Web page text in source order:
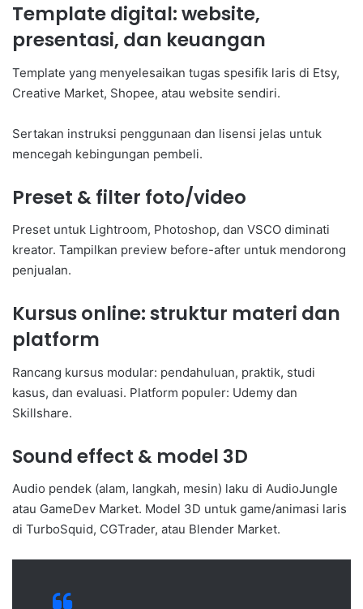
Template digital: website,
presentasi, dan keuangan
Template yang menyelesaikan tugas spesifik laris di Etsy,
Creative Market, Shopee, atau website sendiri.
Sertakan instruksi penggunaan dan lisensi jelas untuk
mencegah kebingungan pembeli.
Preset & filter foto/video
Preset untuk Lightroom, Photoshop, dan VSCO diminati
kreator. Tampilkan preview before-after untuk mendorong
penjualan.
Kursus online: struktur materi dan
platform
Rancang kursus modular: pendahuluan, praktik, studi
kasus, dan evaluasi. Platform populer: Udemy dan
Skillshare.
Sound effect & model 3D
Audio pendek (alam, langkah, mesin) laku di AudioJungle
atau GameDev Market. Model 3D untuk game/animasi laris
di TurboSquid, CGTrader, atau Blender Market.